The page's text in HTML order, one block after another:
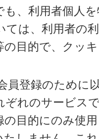
、利用者個人
は、利用者の
目的で、クッ
員登録のために
ぞれのサービス
目的にのみ使